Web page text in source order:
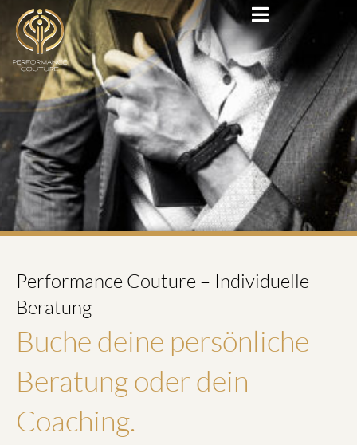
Performance Couture – Individuelle
Beratung ​
Buche deine persönliche
Beratung oder dein
Coaching.